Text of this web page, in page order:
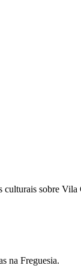
culturais sobre Vila
na Freguesia.